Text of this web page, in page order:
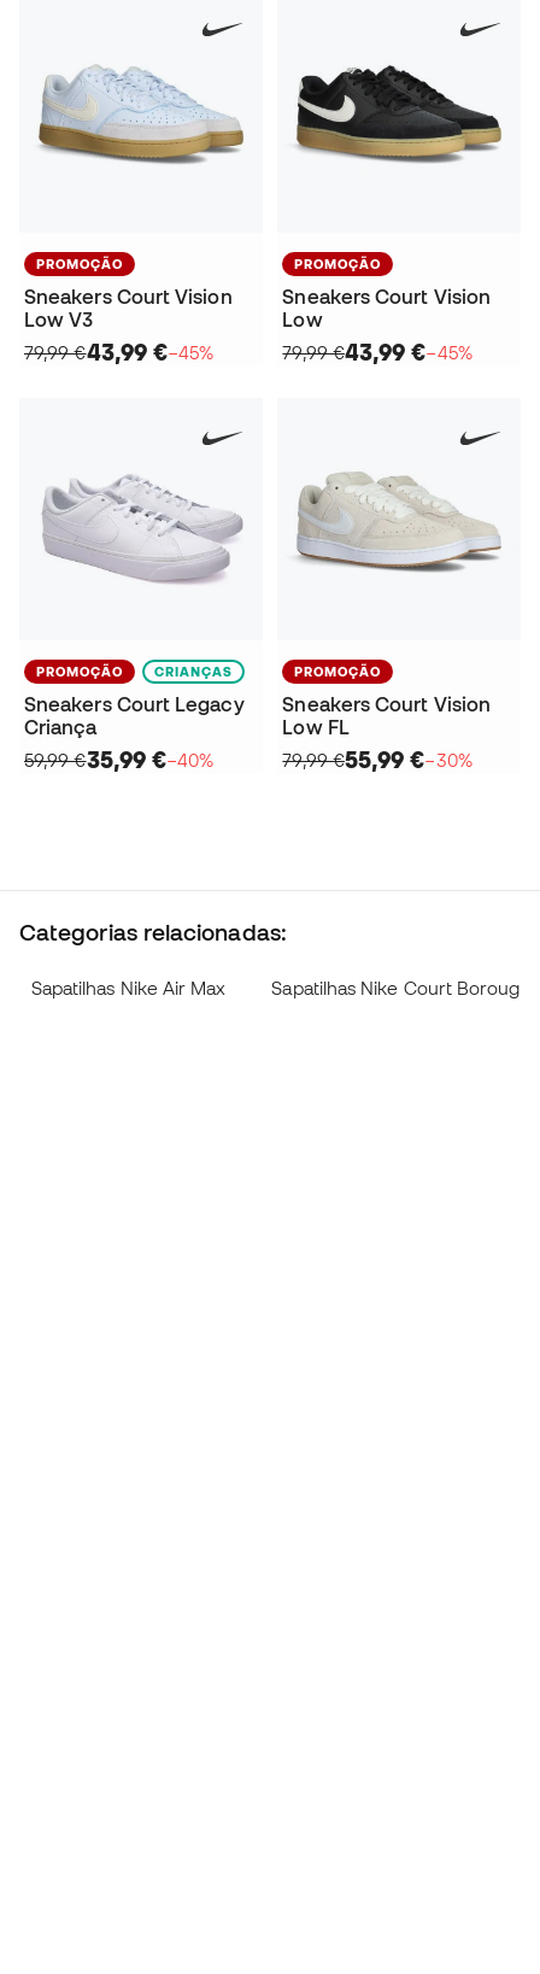
PROMOÇÃO
Sneakers Court Vision
Low V3
79,99 €43,99 €−45%
PROMOÇÃO
Sneakers Court Vision
Low
79,99 €43,99 €−45%
PROMOÇÃO CRIANÇAS
Sneakers Court Legacy
Criança
59,99 €35,99 €−40%
PROMOÇÃO
Sneakers Court Vision
Low FL
79,99 €55,99 €−30%
Categorias relacionadas:
Sapatilhas Nike Air Max Sapatilhas Nike Court Borough